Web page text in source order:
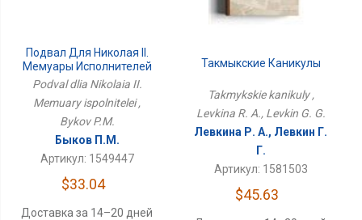
Подвал Для Николая II.
Мемуары Исполнителей
Podval dlia Nikolaia II.
Memuary ispolnitelei ,
Bykov P.M.
Быков П.М.
Артикул: 1549447
$33.04
Доставка за 14–20 дней
Такмыкские Каникулы
Takmykskie kanikuly ,
Levkina R. A., Levkin G. G.
Левкина Р. А., Левкин Г.
Г.
Артикул: 1581503
$45.63